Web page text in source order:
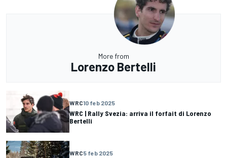
More from
Lorenzo Bertelli
WRC10 feb 2025
WRC | Rally Svezia: arriva il forfait di Lorenzo
Bertelli
WRC5 feb 2025